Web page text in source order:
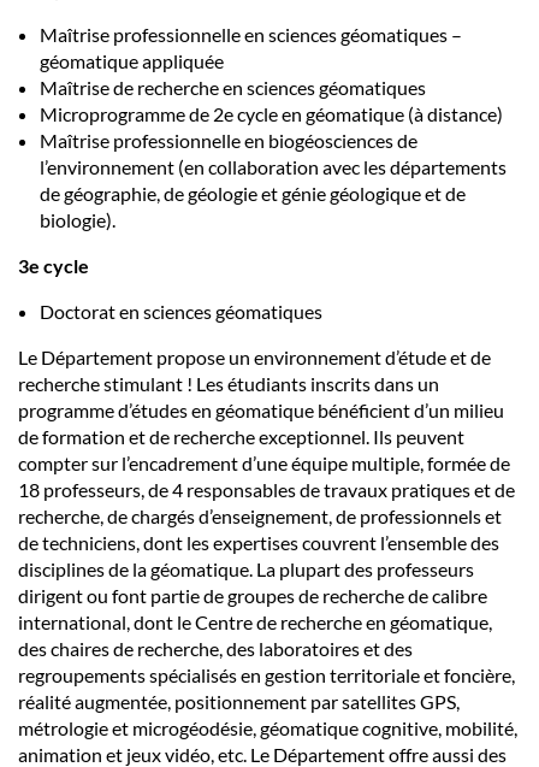
Maîtrise professionnelle en sciences géomatiques –
géomatique appliquée
Maîtrise de recherche en sciences géomatiques
Microprogramme de 2e cycle en géomatique (à distance)
Maîtrise professionnelle en biogéosciences de
l’environnement (en collaboration avec les départements
de géographie, de géologie et génie géologique et de
biologie).
3e cycle
Doctorat en sciences géomatiques
Le Département propose un environnement d’étude et de
recherche stimulant ! Les étudiants inscrits dans un
programme d’études en géomatique bénéficient d’un milieu
de formation et de recherche exceptionnel. Ils peuvent
compter sur l’encadrement d’une équipe multiple, formée de
18 professeurs, de 4 responsables de travaux pratiques et de
recherche, de chargés d’enseignement, de professionnels et
de techniciens, dont les expertises couvrent l’ensemble des
disciplines de la géomatique. La plupart des professeurs
dirigent ou font partie de groupes de recherche de calibre
international, dont le Centre de recherche en géomatique,
des chaires de recherche, des laboratoires et des
regroupements spécialisés en gestion territoriale et foncière,
réalité augmentée, positionnement par satellites GPS,
métrologie et microgéodésie, géomatique cognitive, mobilité,
animation et jeux vidéo, etc. Le Département offre aussi des